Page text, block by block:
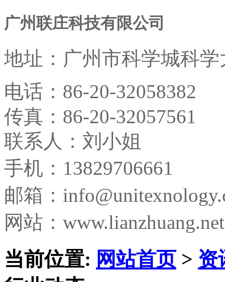
广州联庄科技有限公司
地址： 广州市科学城科
电话： 86-20-32058382
传真： 86-20-32057561
联系人：刘小姐
手机：13829706661
邮箱：
网站：www.lianzhuang.net
当前位置: 网站首页> 资